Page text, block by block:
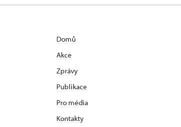
Domů
Akce
Zprávy
Publikace
Pro média
Kontakty